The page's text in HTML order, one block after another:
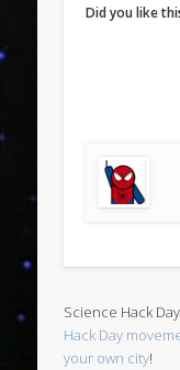
Did you like
Science Hack
Hack Day
your own city!